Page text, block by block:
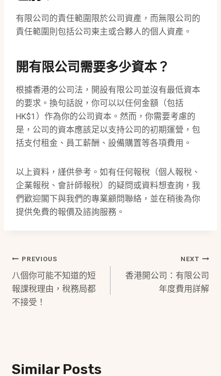
有限公司的責任範圍限於公司資產，而無限公司的
責任範圍則包括公司東主或合夥人的個人資產。
開有限公司需要多少資本？
根據香港的公司法，開設有限公司並沒有最低資本
的要求。換句話說，你可以以任何金額（包括
HK$1）作為你的公司資本。然而，你需要考慮的
是，公司的資本應該足以支持公司的初期運營，包
括支付租金、員工薪酬、設備購置等各項費用。
以上資料，謹供參考。如有任何報稅（個人報稅、
企業報稅、會計師報稅）的疑問或資料想查詢，我
們歡迎閣下與我們的專業顧問聯絡，並在稍後為你
提供免費的報價及諮詢服務。
Post
Navigation
PREVIOUS
八個你可能不知道的短
報課稅理由，稅務局都
不接受！
NEXT
香港開公司：有限公司
年度費用詳解
Similar Posts